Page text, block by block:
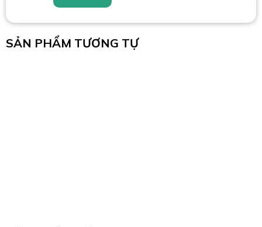
SẢN PHẨM TƯƠNG TỰ